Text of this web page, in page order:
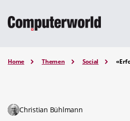
Home Themen Social
Christian Bühlmann